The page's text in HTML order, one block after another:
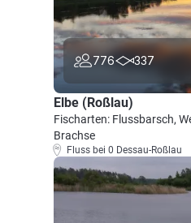
776 337
Elbe (Roßlau)
Fischarten: Flussbarsch,
Brachse
Fluss bei 0 Dessau-Roßlau